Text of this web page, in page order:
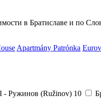
в Братиславе и по
Apartmány Patrónka
- Ружинов (Ružinov) 10